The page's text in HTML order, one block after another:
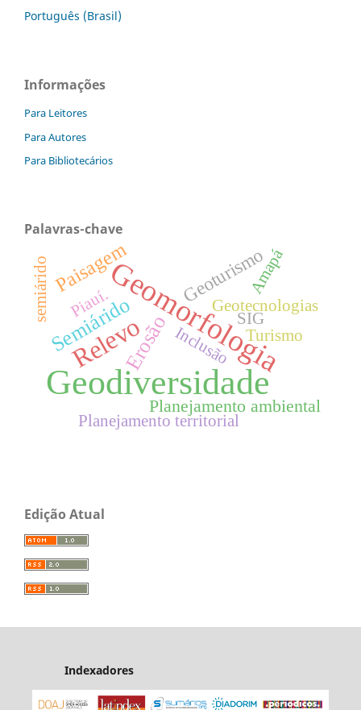
Português (Brasil)
Informações
Para Leitores
Para Autores
Para Bibliotecários
Palavras-chave
Geodiversidade
Geomorfologia
Relevo
SemiáridoErosão
Paisagem Geoturismo
Planejamento ambiental
Turismo
Planejamento territorial
Geotecnologias
Amapá
Inclusão
semiárido SIG
Piauí.
Edição Atual
Indexadores